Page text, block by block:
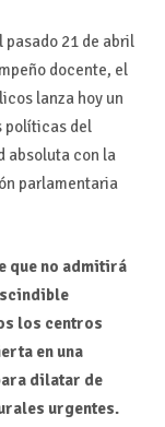
pasado 21 de abril
docente, el
lanza hoy un
políticas del
absoluta con la
parlamentaria
que no admitirá
los centros
en una
dilatar de
urgentes.